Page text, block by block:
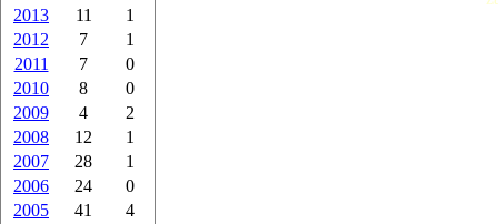
2013
11
1
2012
7
1
2011
7
0
2010
8
0
2009
4
2
2008
12
1
2007
28
1
2006
24
0
2005
41
4